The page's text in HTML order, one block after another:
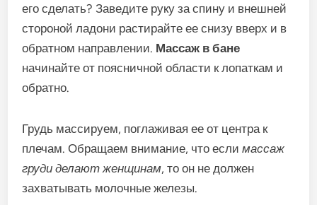
его сделать? Заведите руку за спину и внешней
стороной ладони растирайте ее снизу вверх и в
обратном направлении. Массаж в бане
начинайте от поясничной области к лопаткам и
обратно.
Грудь массируем, поглаживая ее от центра к
плечам. Обращаем внимание, что еслимассаж
груди делают женщинам, то он не должен
захватывать молочные железы.